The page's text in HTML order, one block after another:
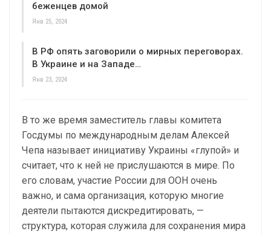
беженцев домой
Янв 25, 2024
В РФ опять заговорили о мирных переговорах.
В Украине и на Западе…
Янв 23, 2024
В то же время заместитель главы комитета
Госдумы по международным делам Алексей
Чепа называет инициативу Украины «глупой» и
считает, что к ней не прислушаются в мире. По
его словам, участие России для ООН очень
важно, и сама организация, которую многие
деятели пытаются дискредитировать, —
структура, которая служила для сохранения мира